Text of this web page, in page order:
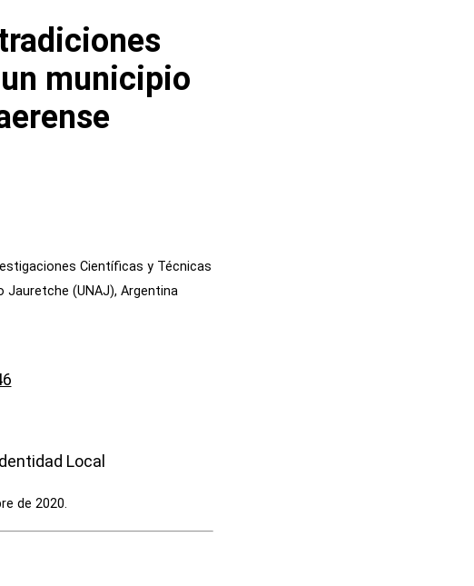
municipio
Científicas y Técnicas
Jauretche (UNAJ), Argentina
Local
de 2020.